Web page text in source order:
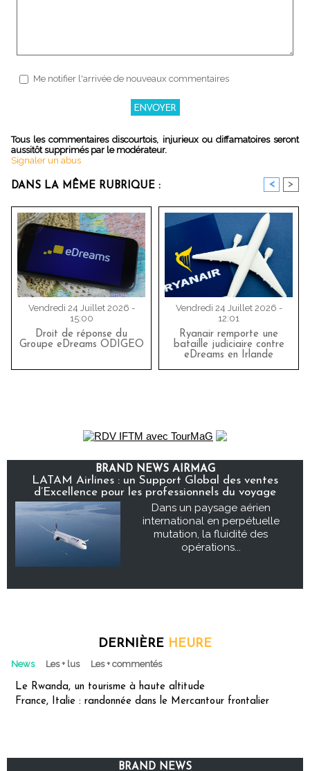
Me notifier l'arrivée de nouveaux commentaires
Tous les commentaires discourtois, injurieux ou diffamatoires seront
aussitôt supprimés par le modérateur.
Signaler un abus
DANS LA MÊME RUBRIQUE : < >
Vendredi 24 Juillet 2026 -
15:00
Droit de réponse du
Groupe eDreams ODIGEO
Vendredi 24 Juillet 2026 -
12:01
Ryanair remporte une
bataille judiciaire contre
eDreams en Irlande
BRAND NEWS AIRMAG
LATAM Airlines : un Support Global des ventes
d’Excellence pour les professionnels du voyage
Dans un paysage aérien
international en perpétuelle
mutation, la fluidité des
opérations...
DERNIÈRE HEURE
News Les + lus Les + commentés
Le Rwanda, un tourisme à haute altitude
France, Italie : randonnée dans le Mercantour frontalier
BRAND NEWS